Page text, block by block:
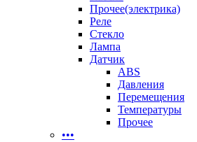
Прочее(электрика)
Реле
Стекло
Лампа
Датчик
ABS
Давления
Перемещения
Температуры
Прочее
•••